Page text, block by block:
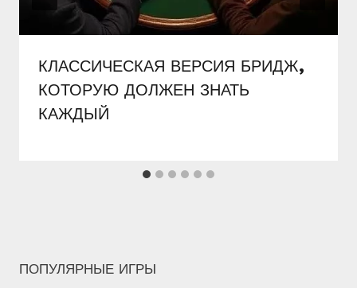
КЛАССИЧЕСКАЯ ВЕРСИЯ БРИДЖ,
КОТОРУЮ ДОЛЖЕН ЗНАТЬ
КАЖДЫЙ
ПОПУЛЯРНЫЕ ИГРЫ